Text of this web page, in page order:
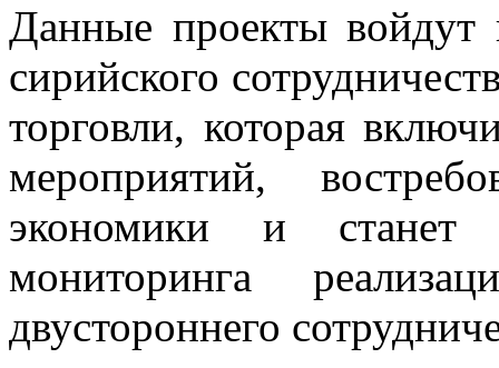
Данные проекты
сирийского
торговли, которая
мероприятий,
экономики и станет
мониторинга
двустороннего